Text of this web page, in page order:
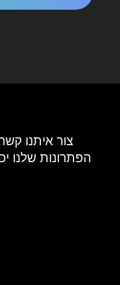
צור איתנו
הפתרונות שלנו